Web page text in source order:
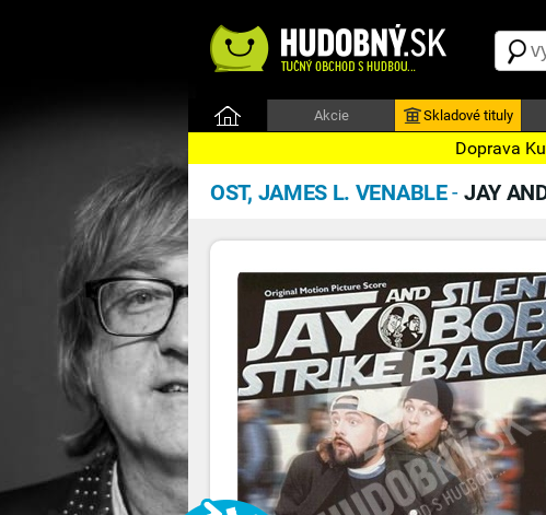
Akcie Skladové tituly
Doprava
OST, JAMES L. VENABLE- JAY